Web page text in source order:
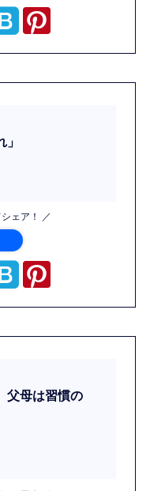
ェア！ ／
父母は習慣の